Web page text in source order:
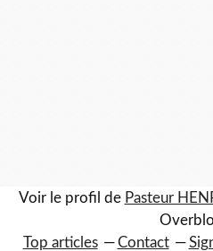
Voir le profil de Pasteur
Top articles
Contact